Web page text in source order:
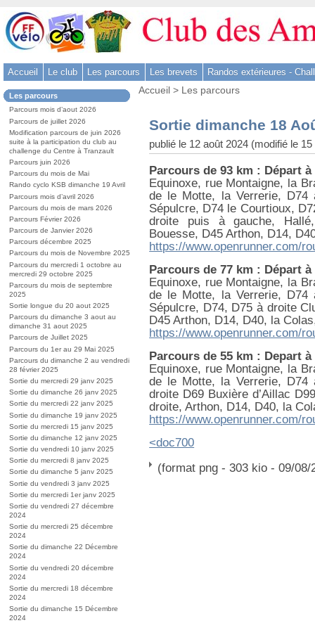
Aller
au
contenu
Aller
menu
-
Aller
à
la
recherche
Accueil Le club Les parcours Les brevets Randos extérieures -
Dans
la
rubrique
:
Les parcours
Parcours mois d’aout 2026
Parcours de juillet 2026
Modification parcours de juin 2026
suite à la participation du club au
challenge du Centre à Tranzault
Parcours juin 2026
Parcours du mois de Mai
Rando cyclo KSB dimanche 19 Avril
Parcours mois d’avril 2026
Parcours du mois de mars 2026
Parcours Février 2026
Parcours de Janvier 2026
Parcours décembre 2025
Parcours du mois de Novembre 2025
Parcours du mercredi 1 octobre au
mercredi 29 octobre 2025
Parcours du mois de septembre
2025
Sortie longue du 20 aout 2025
Parcours du dimanche 3 aout au
dimanche 31 aout 2025
Parcours de Juillet 2025
Parcours du 1er au 29 Mai 2025
Parcours du dimanche 2 au vendredi
28 février 2025
Sortie du mercredi 29 janv 2025
Sortie du dimanche 26 janv 2025
Sortie du mercredi 22 janv 2025
Sortie du dimanche 19 janv 2025
Sortie du mercredi 15 janv 2025
Sortie du dimanche 12 janv 2025
Sortie du vendredi 10 janv 2025
Sortie du mercredi 8 janv 2025
Sortie du dimanche 5 janv 2025
Sortie du vendredi 3 janv 2025
Sortie du mercredi 1er janv 2025
Sortie du vendredi 27 décembre
2024
Sortie du mercredi 25 décembre
2024
Sortie du dimanche 22 Décembre
2024
Sortie du vendredi 20 décembre
2024
Sortie du mercredi 18 décembre
2024
Sortie du dimanche 15 Décembre
2024
Vous
Accueil > Les parcours
Sortie dimanche 18
publié le 12 août 2024 (modifié le
Parcours de 93 km : Départ
Equinoxe, rue Montaigne, la
de le Motte, la Verrerie, D74
Sépulcre, D74 le Courtioux,
droite puis à gauche,
Bouesse, D45 Arthon, D14,
https://www.openrunner.com/
Parcours de 77 km : Départ
Equinoxe, rue Montaigne, la
de le Motte, la Verrerie, D74
Sépulcre, D74, D75 à droite
D45 Arthon, D14, D40, la
https://www.openrunner.com/
Parcours de 55 km : Depart
Equinoxe, rue Montaigne, la
de le Motte, la Verrerie,
droite D69 Buxière d’Aillac
droite, Arthon, D14, D40, la
https://www.openrunner.com/
<doc700
(format png - 303 kio - 09/08/